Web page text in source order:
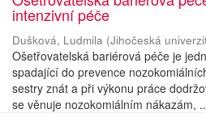
intenzivní péče
Dušková, Ludmila (Jihočeská
Ošetřovatelská bariérová péče je
spadající do prevence
sestry znát a při výkonu práce
se věnuje nozokomiálním nákazám,